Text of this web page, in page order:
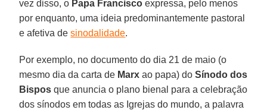
vez disso, o Papa Francisco expressa, pelo menos
por enquanto, uma ideia predominantemente pastoral
e afetiva desinodalidade.
Por exemplo, no documento do dia 21 de maio (o
mesmo dia da carta de Marx ao papa) doSínodo dos
Bispos que anuncia o plano bienal para a celebração
dos sínodos em todas as Igrejas do mundo, a palavra